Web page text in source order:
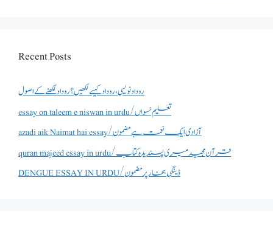
Recent Posts
روداد نویسی ،روداد کیسے لکھیں؟ روداد لکھنے کے اصول
essay on taleem e niswan in urdu/تعلیم نسواں
azadi aik Naimat hai essay/آزادی ایک نعمت ہے مضمون
quran majeed essay in urdu/قرآن مجید میری پسندیدہ کتاب
DENGUE ESSAY IN URDU/ڈینگی بخار پر مضمون